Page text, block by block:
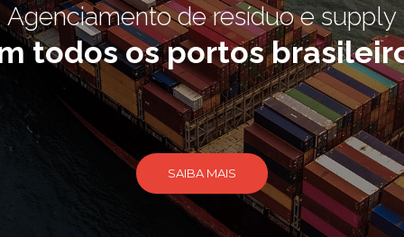
Agenciamento de resíduo e supply
todos os portos
SAIBA MAIS